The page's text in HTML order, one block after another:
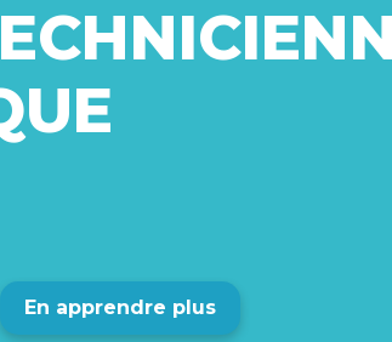
En apprendre plus